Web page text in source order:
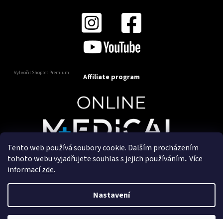
Tento web používá soubory cookie. Dalším procházením
tohoto webu vyjadřujete souhlas s jejich používáním.. Více
informacízde.
Nastavení
Vytvořil Shoptet Premium Affiliate program
Copyright 2025OnlineMedical.cz. Všechna práva
vyhrazena.
Vytvořil a marketingově zajišťuje